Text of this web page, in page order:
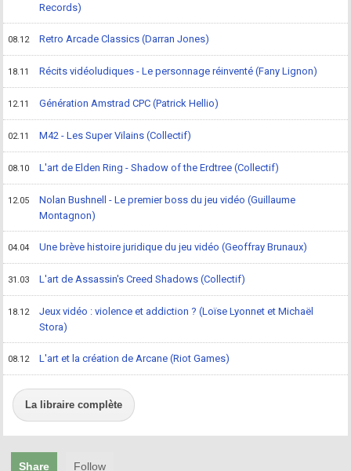
Records)
08.12 Retro Arcade Classics (Darran Jones)
18.11 Récits vidéoludiques - Le personnage réinventé (Fany Lignon)
12.11 Génération Amstrad CPC (Patrick Hellio)
02.11 M42 - Les Super Vilains (Collectif)
08.10 L'art de Elden Ring - Shadow of the Erdtree (Collectif)
12.05
Nolan Bushnell - Le premier boss du jeu vidéo (Guillaume
Montagnon)
04.04 Une brève histoire juridique du jeu vidéo (Geoffray Brunaux)
31.03 L'art de Assassin's Creed Shadows (Collectif)
18.12
Jeux vidéo : violence et addiction ? (Loïse Lyonnet et Michaël
Stora)
08.12 L'art et la création de Arcane (Riot Games)
La libraire complète
Share Follow